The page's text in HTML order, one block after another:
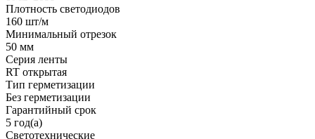
Плотность светодиодов
160 шт/м
Минимальный отрезок
50 мм
Серия ленты
RT открытая
Тип герметизации
Без герметизации
Гарантийный срок
5 год(а)
Светотехнические